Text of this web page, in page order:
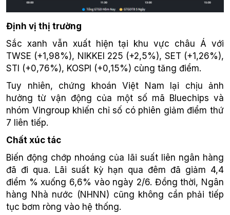
Định vị thị trường
Sắc xanh vẫn xuất hiện tại khu vực châu Á với
TWSE (+1,98%), NIKKEI 225 (+2,5%), SET (+1,26%),
STI (+0,76%), KOSPI (+0,15%) cùng tăng điểm.
Tuy nhiên, chứng khoán Việt Nam lại chịu ảnh
hưởng từ vận động của một số mã Bluechips và
nhóm Vingroup khiến chỉ số có phiên giảm điểm thứ
7 liên tiếp.
Chất xúc tác
Biến động chớp nhoáng của lãi suất liên ngân hàng
đã đi qua. Lãi suất kỳ hạn qua đêm đã giảm 4,4
điểm % xuống 6,6% vào ngày 2/6. Đồng thời, Ngân
hàng Nhà nước (NHNN) cũng không cần phải tiếp
tục bơm ròng vào hệ thống.